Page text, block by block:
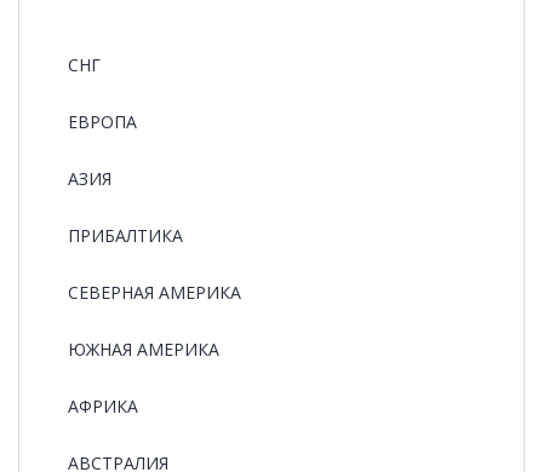
СНГ
ЕВРОПА
АЗИЯ
ПРИБАЛТИКА
СЕВЕРНАЯ АМЕРИКА
ЮЖНАЯ АМЕРИКА
АФРИКА
АВСТРАЛИЯ